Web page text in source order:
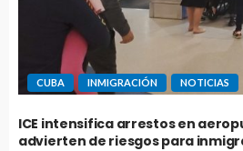
CUBA INMIGRACIÓN NOTICIAS
ICE intensifica arrestos en
advierten de riesgos para